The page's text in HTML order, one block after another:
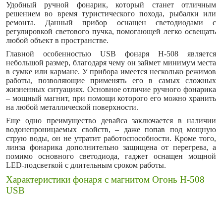
Удобный ручной фонарик, который станет отличным
решением во время туристического похода, рыбалки или
ремонта. Данный прибор оснащен светодиодами с
регулировкой светового пучка, помогающей легко освещать
любой объект в пространстве.
Главной особенностью USB фонаря H-508 является
небольшой размер, благодаря чему он займет минимум места
в сумке или кармане. У прибора имеется несколько режимов
работы, позволяющие применять его в самых сложных
жизненных ситуациях. Основное отличие ручного фонарика
– мощный магнит, при помощи которого его можно хранить
на любой металлической поверхности.
Еще одно преимущество девайса заключается в наличии
водонепроницаемых свойств, – даже попав под мощную
струю воды, он не утратит работоспособности. Кроме того,
линза фонарика дополнительно защищена от перегрева, а
помимо основного светодиода, гаджет оснащен мощной
LED-подсветкой с длительным сроком работы.
Характеристики фонаря с магнитом Огонь H-508
USB